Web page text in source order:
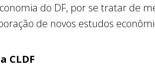
do DF, por se tratar de
de novos estudos
CLDF